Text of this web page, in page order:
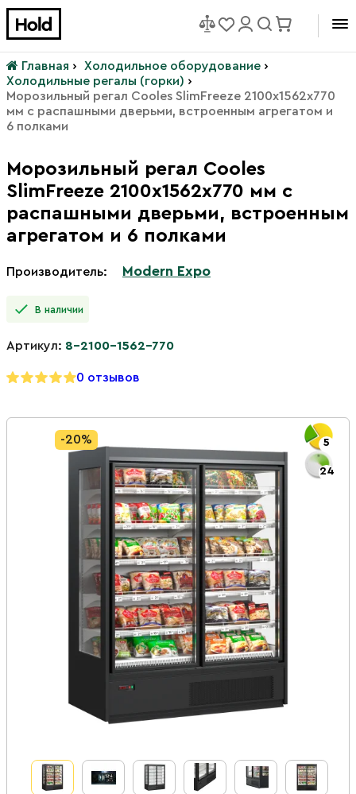
Главная › Холодильное оборудование ›
Холодильные регалы (горки) ›
Морозильный регал Cooles SlimFreeze 2100х1562х770
мм с распашными дверьми, встроенным агрегатом и
6 полками
Морозильный регал Cooles
SlimFreeze 2100х1562х770 мм с
распашными дверьми, встроенным
агрегатом и 6 полками
Производитель: Modern Expo
В наличии
Артикул: 8-2100-1562-770
0 отзывов
-20% 5
24